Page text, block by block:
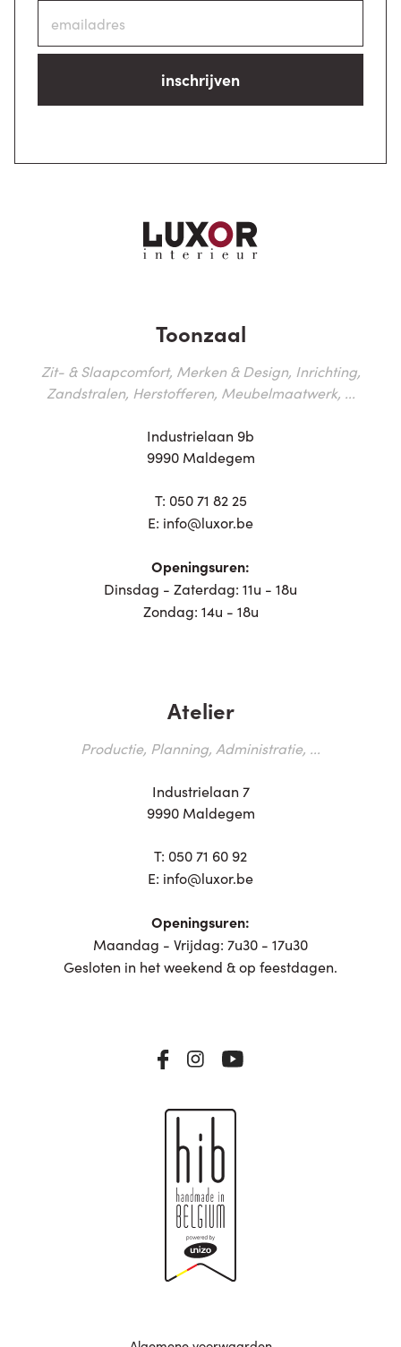
inschrijven
Toonzaal
Zit- & Slaapcomfort, Merken & Design, Inrichting,
Zandstralen, Herstofferen, Meubelmaatwerk, ...
Industrielaan 9b
9990 Maldegem
T: 050 71 82 25
E: info@luxor.be
Openingsuren:
Dinsdag - Zaterdag: 11u - 18u
Zondag: 14u - 18u
Atelier
Productie, Planning, Administratie, ...
Industrielaan 7
9990 Maldegem
T: 050 71 60 92
E: info@luxor.be
Openingsuren:
Maandag - Vrijdag: 7u30 - 17u30
Gesloten in het weekend & op feestdagen.